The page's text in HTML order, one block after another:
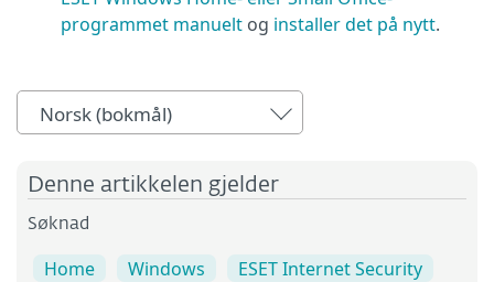
programmet manuelt og installer det på nytt.
Norsk (bokmål)
Denne artikkelen gjelder
Søknad
Home Windows
ESET Internet Security